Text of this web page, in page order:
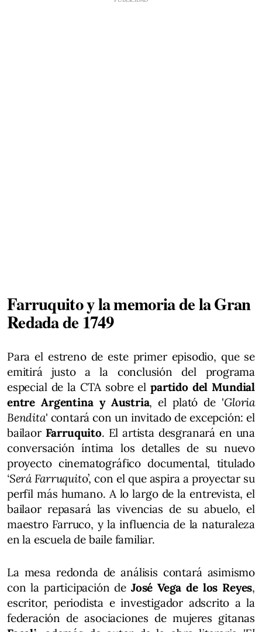
Farruquito y la memoria de la Gran
Redada de 1749
Para el estreno de este primer episodio, que se
emitirá justo a la conclusión del programa
especial de la CTA sobre elpartido del Mundial
entre Argentina y Austria, el plató de 'Gloria
Bendita' contará con un invitado de excepción: el
bailaor Farruquito. El artista desgranará en una
conversación íntima los detalles de su nuevo
proyecto cinematográfico documental, titulado
‘Será Farruquito’, con el que aspira a proyectar su
perfil más humano. A lo largo de la entrevista, el
bailaor repasará las vivencias de su abuelo, el
maestro Farruco, y la influencia de la naturaleza
en la escuela de baile familiar.
La mesa redonda de análisis contará asimismo
con la participación de José Vega de los Reyes,
escritor, periodista e investigador adscrito a la
federación de asociaciones de mujeres gitanas